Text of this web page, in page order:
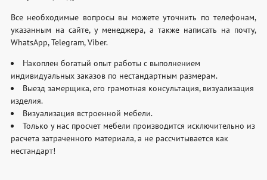
Все необходимые вопросы вы можете уточнить по телефонам,
указанным на сайте, у менеджера, а также написать на почту,
WhatsApp, Telegram, Viber.
Накоплен богатый опыт работы с выполнением
индивидуальных заказов по нестандартным размерам.
Выезд замерщика, его грамотная консультация, визуализация
изделия.
Визуализация встроенной мебели.
Только у нас просчет мебели производится исключительно из
расчета затраченного материала, а не рассчитывается как
нестандарт!